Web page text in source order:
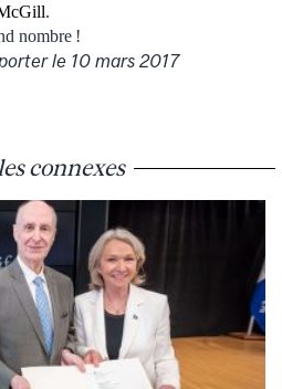
.
nombre !
le 10 mars 2017
connexes